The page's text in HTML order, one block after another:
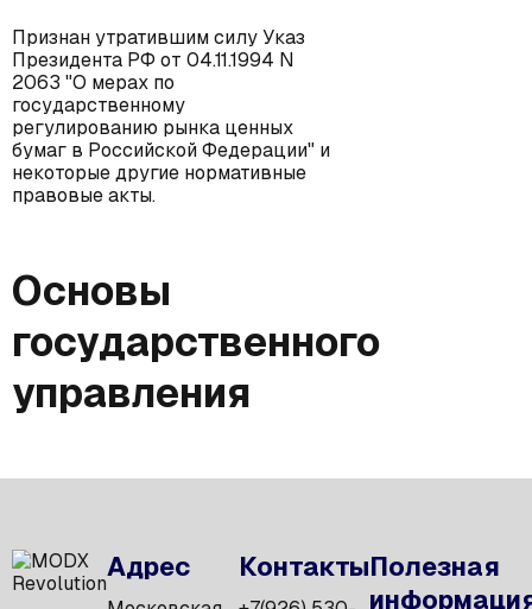
Признан утратившим силу Указ
Президента РФ от 04.11.1994 N
2063 "О мерах по
государственному
регулированию рынка ценных
бумаг в Российской Федерации" и
некоторые другие нормативные
правовые акты.
Основы
государственного
управления
Адрес КонтактыПолезная